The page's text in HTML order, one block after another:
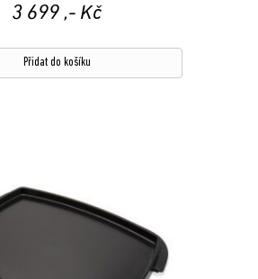
3 699 ,- Kč
Přidat do košíku